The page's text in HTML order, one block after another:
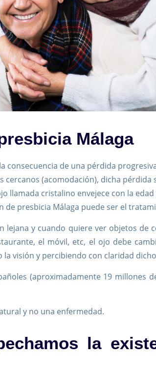
Málaga
consecuencia de una pérdida
cercanos (acomodación), dicha pérdida
llamada cristalino envejece con la
de presbicia Málaga puede ser el
lejana y cuando quiere ver objetos de
el móvil, etc, el ojo debe
visión y percibiendo con claridad
(aproximadamente 19 millones
y no una enfermedad.
la